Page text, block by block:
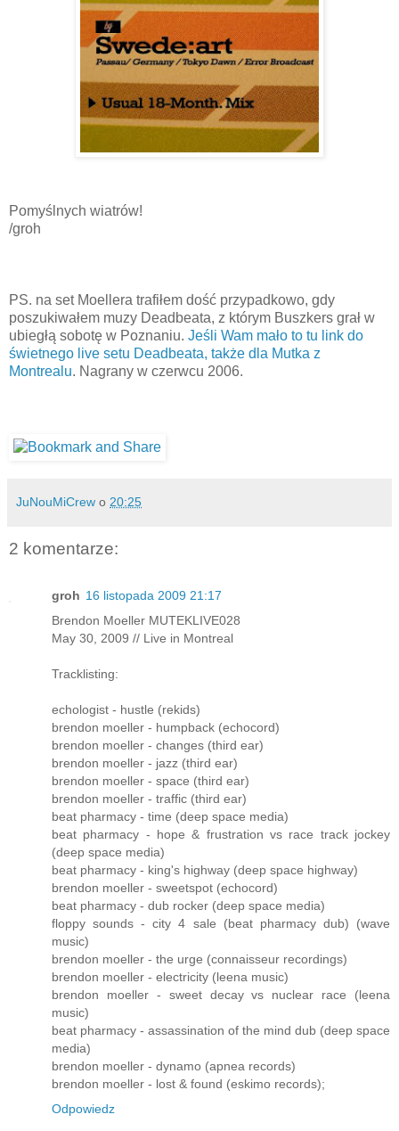
Pomyślnych wiatrów!
/groh
PS. na set Moellera trafiłem dość przypadkowo, gdy
poszukiwałem muzy Deadbeata, z którym Buszkers grał w
ubiegłą sobotę w Poznaniu. Jeśli Wam mało to tu link do
świetnego live setu Deadbeata, także dla Mutka z
Montrealu. Nagrany w czerwcu 2006.
JuNouMiCrew o 20:25
2 komentarze:
groh 16 listopada 2009 21:17
Brendon Moeller MUTEKLIVE028
May 30, 2009 // Live in Montreal
Tracklisting:
echologist - hustle (rekids)
brendon moeller - humpback (echocord)
brendon moeller - changes (third ear)
brendon moeller - jazz (third ear)
brendon moeller - space (third ear)
brendon moeller - traffic (third ear)
beat pharmacy - time (deep space media)
beat pharmacy - hope & frustration vs race track jockey
(deep space media)
beat pharmacy - king's highway (deep space highway)
brendon moeller - sweetspot (echocord)
beat pharmacy - dub rocker (deep space media)
floppy sounds - city 4 sale (beat pharmacy dub) (wave
music)
brendon moeller - the urge (connaisseur recordings)
brendon moeller - electricity (leena music)
brendon moeller - sweet decay vs nuclear race (leena
music)
beat pharmacy - assassination of the mind dub (deep space
media)
brendon moeller - dynamo (apnea records)
brendon moeller - lost & found (eskimo records);
Odpowiedz